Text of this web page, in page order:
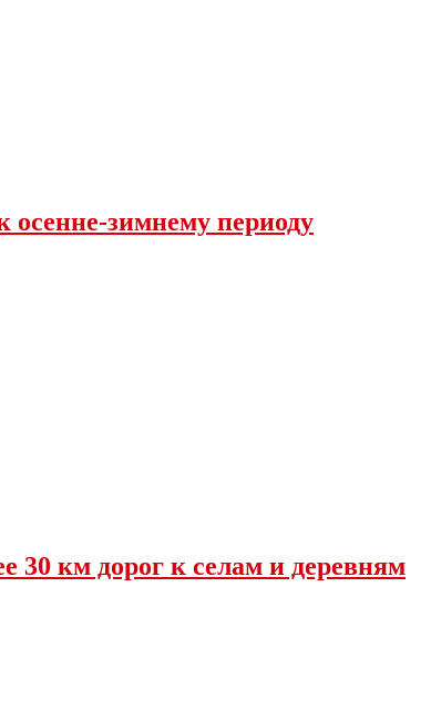
осенне-зимнему периоду
30 км дорог к селам и деревням